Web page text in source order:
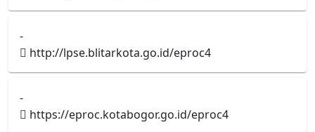
-
http://lpse.blitarkota.go.id/eproc4
-
https://eproc.kotabogor.go.id/eproc4